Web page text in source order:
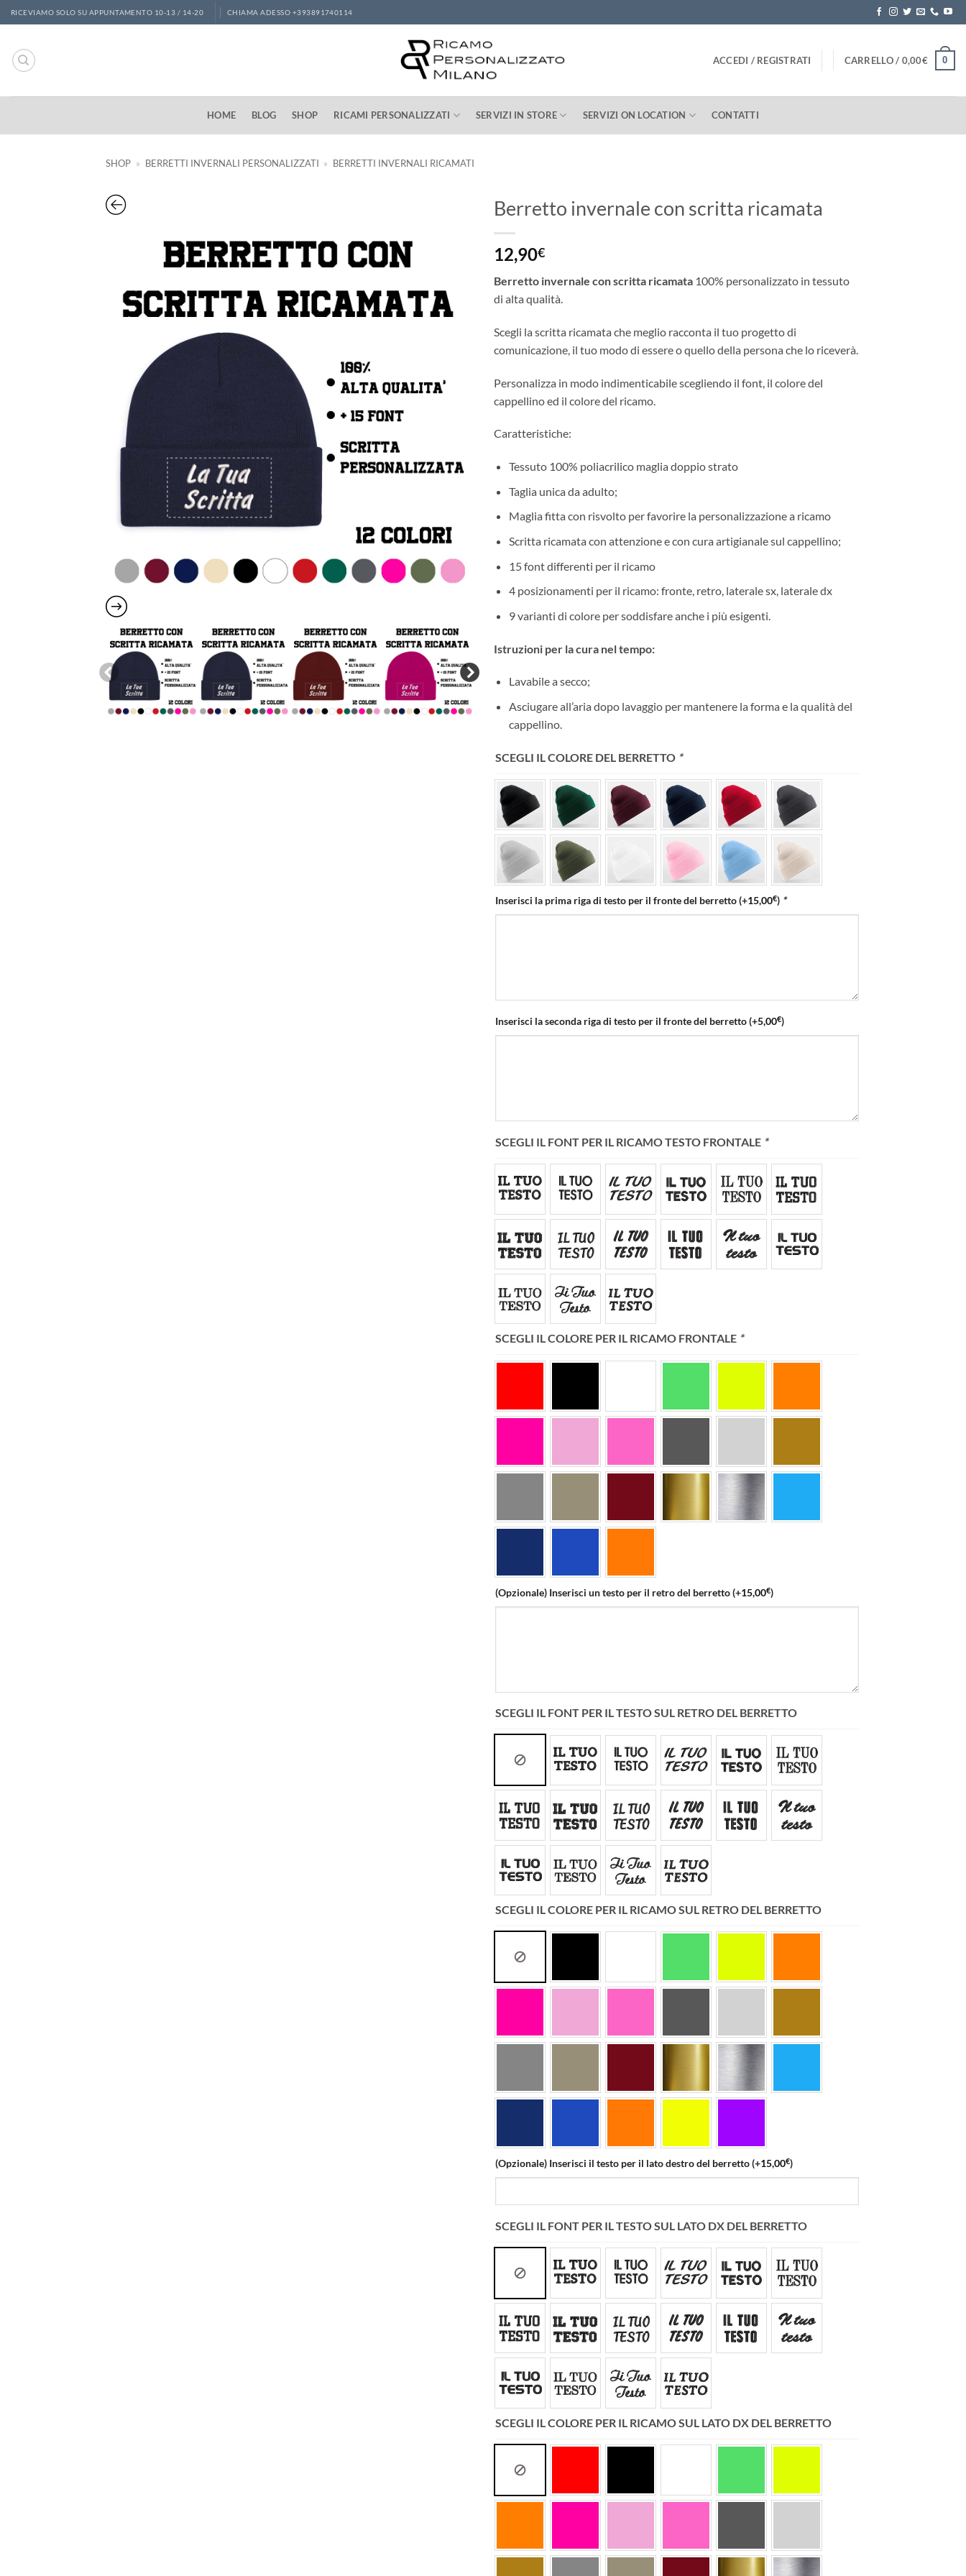
Salta
ai
RICEVIAMO SOLO SU APPUNTAMENTO 10-13 / 14-20 CHIAMA ADESSO +393891740114
ACCEDI / REGISTRATI CARRELLO / 0,00€ 0
HOME BLOG SHOP RICAMI PERSONALIZZATI SERVIZI IN STORE SERVIZI ON LOCATION CONTATTI
SHOP » BERRETTI INVERNALI PERSONALIZZATI » BERRETTI INVERNALI RICAMATI
Berretto invernale con scritta ricamata
12,90€
Berretto invernale con scritta ricamata 100% personalizzato in tessuto
di alta qualità.
Scegli la scritta ricamata che meglio racconta il tuo progetto di
comunicazione, il tuo modo di essere o quello della persona che lo riceverà.
Personalizza in modo indimenticabile scegliendo il font, il colore del
cappellino ed il colore del ricamo.
Caratteristiche:
Tessuto 100% poliacrilico maglia doppio strato
Taglia unica da adulto;
Maglia fitta con risvolto per favorire la personalizzazione a ricamo
Scritta ricamata con attenzione e con cura artigianale sul cappellino;
15 font differenti per il ricamo
4 posizionamenti per il ricamo: fronte, retro, laterale sx, laterale dx
9 varianti di colore per soddisfare anche i più esigenti.
Istruzioni per la cura nel tempo:
Lavabile a secco;
Asciugare all’aria dopo lavaggio per mantenere la forma e la qualità del
cappellino.
SCEGLI IL COLORE DEL BERRETTO *
Inserisci la prima riga di testo per il fronte del berretto(+15,00€) *
Inserisci la seconda riga di testo per il fronte del berretto(+5,00€)
SCEGLI IL FONT PER IL RICAMO TESTO FRONTALE *
SCEGLI IL COLORE PER IL RICAMO FRONTALE *
(Opzionale) Inserisci un testo per il retro del berretto(+15,00€)
SCEGLI IL FONT PER IL TESTO SUL RETRO DEL BERRETTO
SCEGLI IL COLORE PER IL RICAMO SUL RETRO DEL BERRETTO
(Opzionale) Inserisci il testo per il lato destro del berretto(+15,00€)
SCEGLI IL FONT PER IL TESTO SUL LATO DX DEL BERRETTO
SCEGLI IL COLORE PER IL RICAMO SUL LATO DX DEL BERRETTO